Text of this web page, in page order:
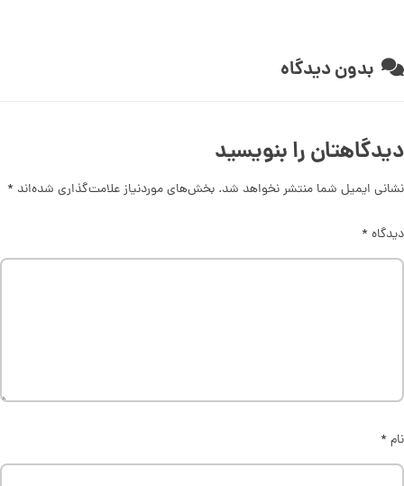
بدون دیدگاه
دیدگاهتان را بنویسید
نشانی ایمیل شما منتشر نخواهد شد. بخش‌های موردنیاز علامت‌گذاری شده‌اند *
دیدگاه*
نام*